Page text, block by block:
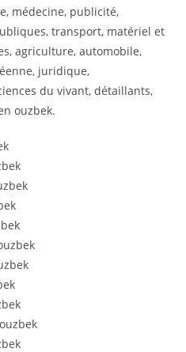
médecine, publicité,
transport, matériel et
agriculture, automobile,
juridique,
du vivant, détaillants,
ouzbek.